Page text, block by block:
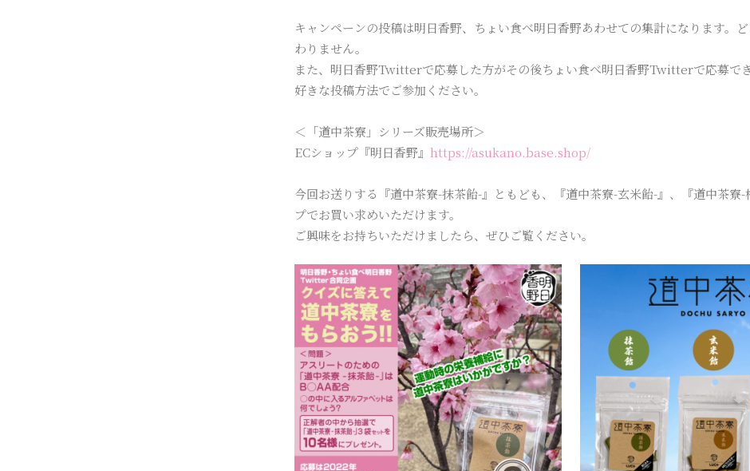
キャンペーンの投稿は明日香野、ちょい食べ明日香野あわせての集計になります。
わりません。
また、明日香野Twitterで応募した方がその後ちょい食べ明日香野Twitterで応募で
好きな投稿方法でご参加ください。
＜「道中茶寮」シリーズ販売場所＞
ECショップ『明日香野』https://asukano.base.shop/
今回お送りする『道中茶寮-抹茶飴-』ともども、『道中茶寮-玄米飴-』、『道中茶寮
プでお買い求めいただけます。
ご興味をお持ちいただけましたら、ぜひご覧ください。